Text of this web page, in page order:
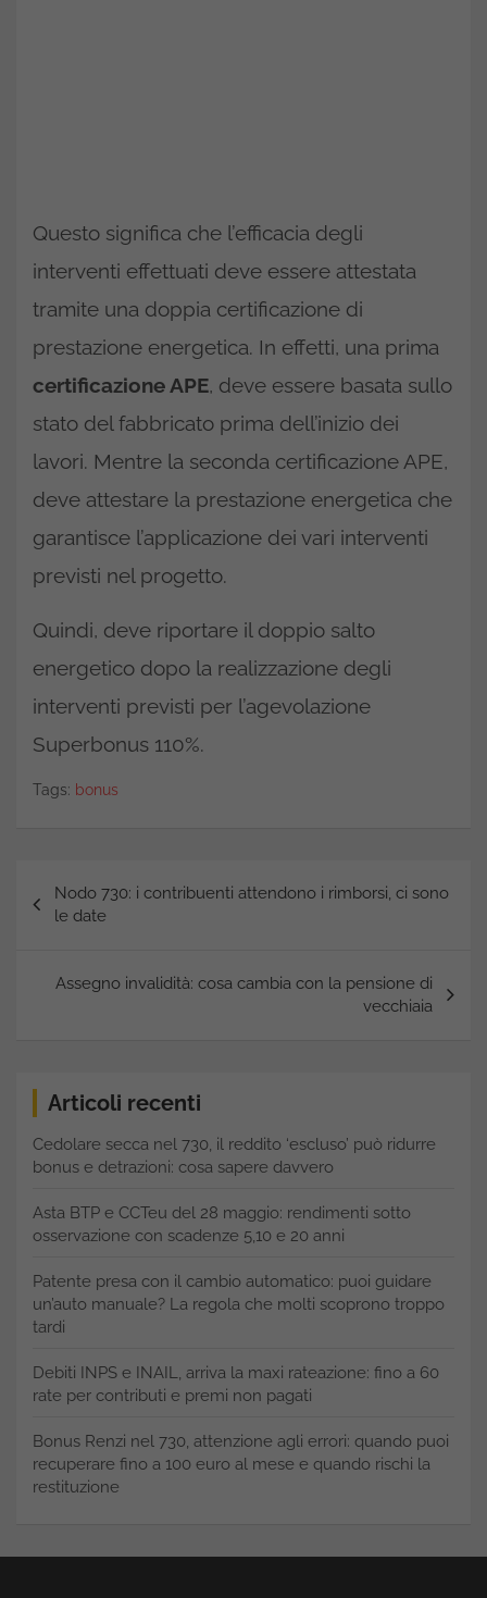
Questo significa che l’efficacia degli
interventi effettuati deve essere attestata
tramite una doppia certificazione di
prestazione energetica. In effetti, una prima
certificazione APE, deve essere basata sullo
stato del fabbricato prima dell’inizio dei
lavori. Mentre la seconda certificazione APE,
deve attestare la prestazione energetica che
garantisce l’applicazione dei vari interventi
previsti nel progetto.
Quindi, deve riportare il doppio salto
energetico dopo la realizzazione degli
interventi previsti per l’agevolazione
Superbonus 110%.
Tags: bonus
articoli
Nodo 730: i contribuenti attendono i rimborsi, ci sono
le date
Assegno invalidità: cosa cambia con la pensione di
vecchiaia
Articoli recenti
Cedolare secca nel 730, il reddito ‘escluso’ può ridurre
bonus e detrazioni: cosa sapere davvero
Asta BTP e CCTeu del 28 maggio: rendimenti sotto
osservazione con scadenze 5,10 e 20 anni
Patente presa con il cambio automatico: puoi guidare
un’auto manuale? La regola che molti scoprono troppo
tardi
Debiti INPS e INAIL, arriva la maxi rateazione: fino a 60
rate per contributi e premi non pagati
Bonus Renzi nel 730, attenzione agli errori: quando puoi
recuperare fino a 100 euro al mese e quando rischi la
restituzione